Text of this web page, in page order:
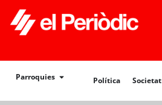
Parroquies Política Societat
Política Societat